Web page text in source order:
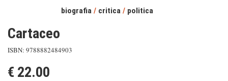
biografia / critica / politica
Cartaceo
ISBN: 9788882484903
€ 22.00